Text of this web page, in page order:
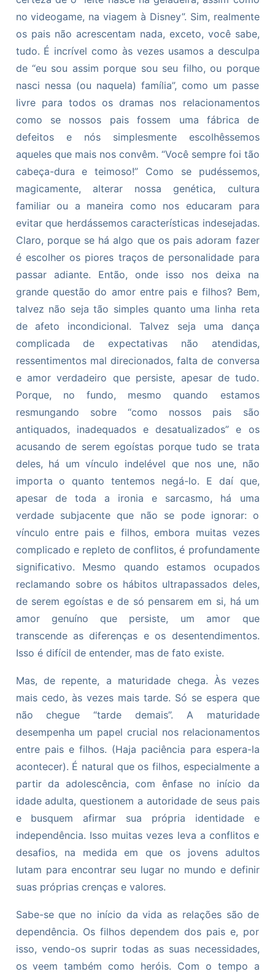
no videogame, na viagem à Disney”. Sim, realmente
os pais não acrescentam nada, exceto, você sabe,
tudo. É incrível como às vezes usamos a desculpa
de “eu sou assim porque sou seu filho, ou porque
nasci nessa (ou naquela) família”, como um passe
livre para todos os dramas nos relacionamentos
como se nossos pais fossem uma fábrica de
defeitos e nós simplesmente escolhêssemos
aqueles que mais nos convêm. “Você sempre foi tão
cabeça-dura e teimoso!” Como se pudéssemos,
magicamente, alterar nossa genética, cultura
familiar ou a maneira como nos educaram para
evitar que herdássemos características indesejadas.
Claro, porque se há algo que os pais adoram fazer
é escolher os piores traços de personalidade para
passar adiante. Então, onde isso nos deixa na
grande questão do amor entre pais e filhos? Bem,
talvez não seja tão simples quanto uma linha reta
de afeto incondicional. Talvez seja uma dança
complicada de expectativas não atendidas,
ressentimentos mal direcionados, falta de conversa
e amor verdadeiro que persiste, apesar de tudo.
Porque, no fundo, mesmo quando estamos
resmungando sobre “como nossos pais são
antiquados, inadequados e desatualizados” e os
acusando de serem egoístas porque tudo se trata
deles, há um vínculo indelével que nos une, não
importa o quanto tentemos negá-lo. E daí que,
apesar de toda a ironia e sarcasmo, há uma
verdade subjacente que não se pode ignorar: o
vínculo entre pais e filhos, embora muitas vezes
complicado e repleto de conflitos, é profundamente
significativo. Mesmo quando estamos ocupados
reclamando sobre os hábitos ultrapassados deles,
de serem egoístas e de só pensarem em si, há um
amor genuíno que persiste, um amor que
transcende as diferenças e os desentendimentos.
Isso é difícil de entender, mas de fato existe.
Mas, de repente, a maturidade chega. Às vezes
mais cedo, às vezes mais tarde. Só se espera que
não chegue “tarde demais”. A maturidade
desempenha um papel crucial nos relacionamentos
entre pais e filhos. (Haja paciência para espera-la
acontecer). É natural que os filhos, especialmente a
partir da adolescência, com ênfase no início da
idade adulta, questionem a autoridade de seus pais
e busquem afirmar sua própria identidade e
independência. Isso muitas vezes leva a conflitos e
desafios, na medida em que os jovens adultos
lutam para encontrar seu lugar no mundo e definir
suas próprias crenças e valores.
Sabe-se que no início da vida as relações são de
dependência. Os filhos dependem dos pais e, por
isso, vendo-os suprir todas as suas necessidades,
os veem também como heróis. Com o tempo a